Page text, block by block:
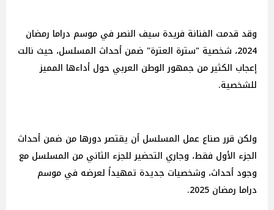
وقد قدمت الفنانة فريدة سيف النصر في موسم دراما رمضان
2024، شخصية "سترة العترة" ضمن أحداث المسلسل، حيث نالت
إعجاب الكثير من جمهور الوطن العربي حول أداءها المميز
للشخصية.
ولكن قرر صناع عمل المسلسل أن يقتصر دورها من ضمن أحداث
الجزء الأول فقط، وجاري التحضير للجزء الثاني من المسلسل مع
وجود أحداث، وشخصيات جديدة تمهيداً لعرضه في موسم
دراما رمضان 2025.